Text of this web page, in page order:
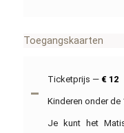
Toegangskaarten
Ticketprijs — € 12
Kinderen onder
Je kunt het